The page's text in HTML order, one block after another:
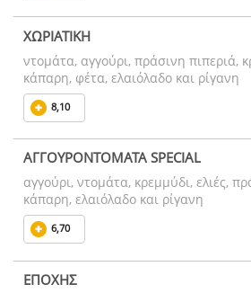
ΧΩΡΙΑΤΙΚΗ
ντομάτα, αγγούρι, πράσινη πιπεριά,
κάπαρη, φέτα, ελαιόλαδο και ρίγανη
8,10
ΑΓΓΟΥΡΟΝΤΟΜΑΤΑ SPECIAL
αγγούρι, ντομάτα, κρεμμύδι, ελιές,
κάπαρη, ελαιόλαδο και ρίγανη
6,70
ΕΠΟΧΗΣ